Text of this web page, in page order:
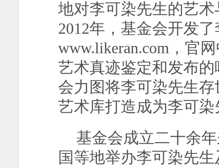
地对李可染先生的艺
2012年，基金会开发
www.likeran.com ，官
艺术真迹鉴定和发布
会力图将李可染先生
艺术库打造成为李可
基金会成立二十余
国等地举办李可染先